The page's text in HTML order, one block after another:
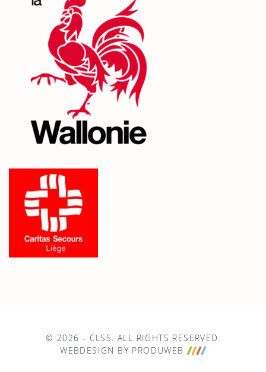
© 2026 - CLSS. ALL RIGHTS RESERVED.
WEBDESIGN BY PRODUWEB